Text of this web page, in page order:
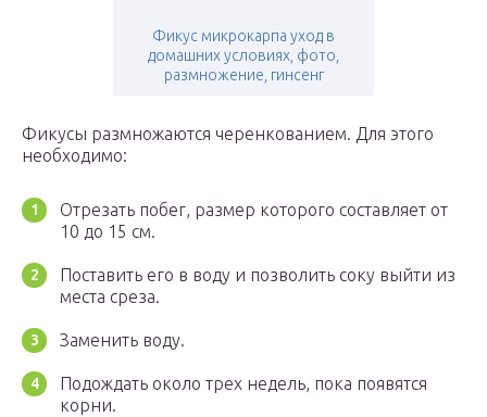
Фикус микрокарпа уход в
домашних условиях, фото,
размножение, гинсенг
Фикусы размножаются черенкованием. Для этого
необходимо:
Отрезать побег, размер которого составляет от
10 до 15 см.
Поставить его в воду и позволить соку выйти из
места среза.
Заменить воду.
Подождать около трех недель, пока появятся
корни.